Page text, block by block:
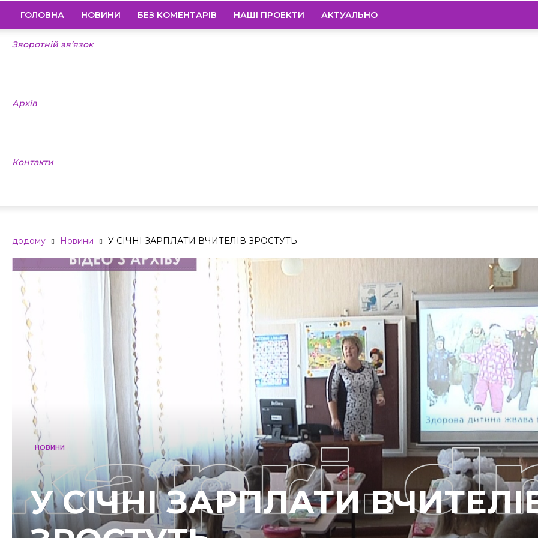
ГОЛОВНА НОВИНИ БЕЗ КОМЕНТАРІВ НАШІ ПРОЕКТИ АКТУАЛЬНО
Зворотній зв’язок
Архів
Контакти
додому Новини У СІЧНІ ЗАРПЛАТИ ВЧИТЕЛІВ ЗРОСТУТЬ
НОВИНИ
У СІЧНІ ЗАРПЛАТИ